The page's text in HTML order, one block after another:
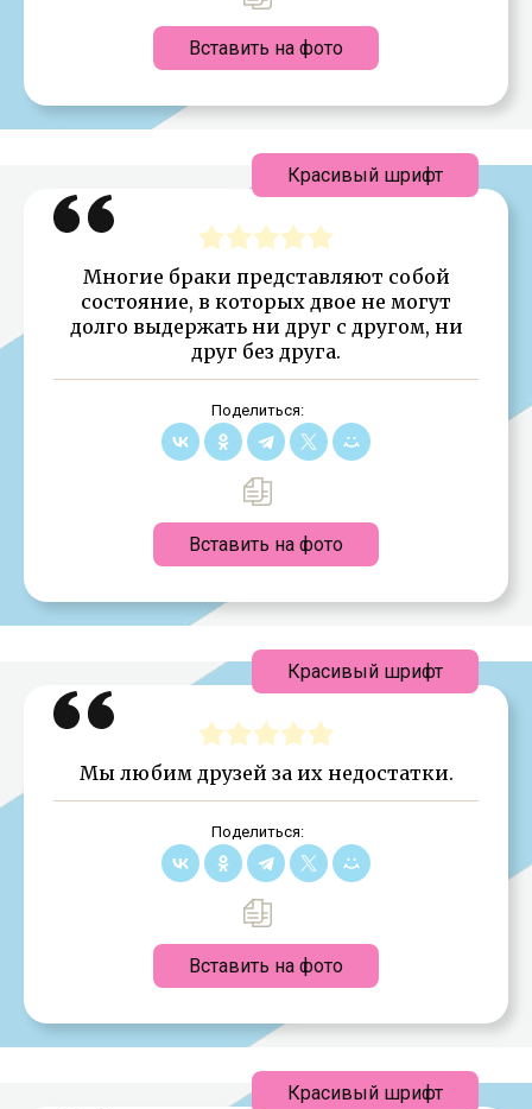
Вставить на фото
Многие браки представляют собой
состояние, в которых двое не могут
долго выдержать ни друг с другом, ни
друг без друга.
Поделиться:
Вставить на фото
Красивый шрифт
Мы любим друзей за их недостатки.
Поделиться:
Вставить на фото
Красивый шрифт
Красивый шрифт